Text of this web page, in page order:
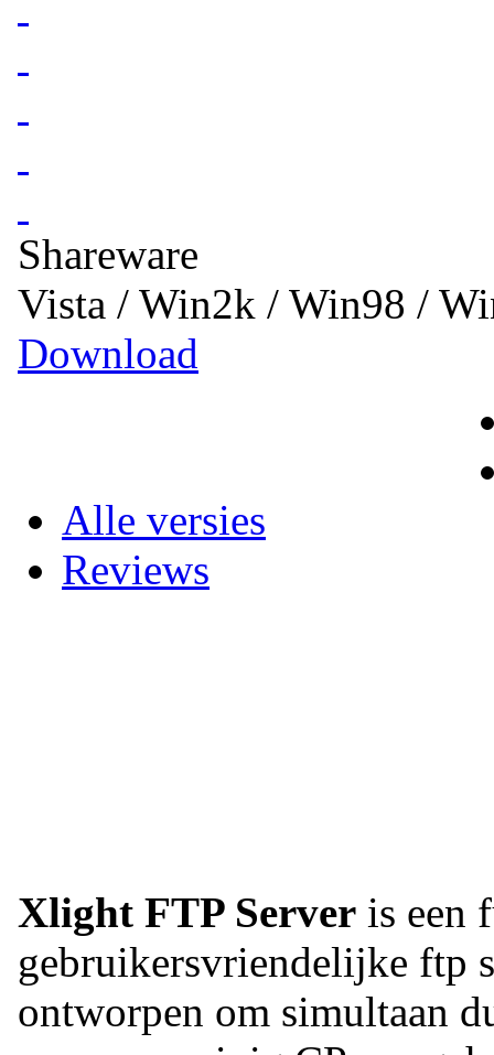
Shareware
Vista / Win2k / Win98 /
Download
Alle versies
Reviews
Xlight FTP Server is een
gebruikersvriendelijke ftp
ontworpen om simultaan